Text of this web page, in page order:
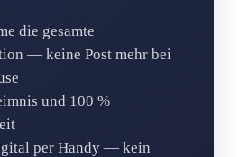
die gesamte
— keine Post mehr bei
und 100 %
per Handy — kein